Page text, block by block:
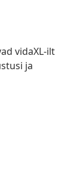
vidaXL-ilt
ja